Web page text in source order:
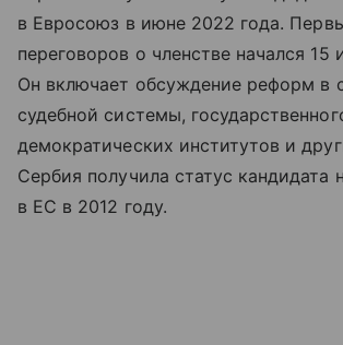
в Евросоюз в июне 2022 года.
переговоров о членстве начался 15
Он включает обсуждение реформ в
судебной системы,
демократических институтов и
Сербия получила статус кандидата
в ЕС в 2012 году.